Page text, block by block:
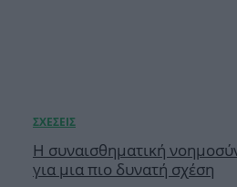
Η συναισθηματική
για μια πιο δυνατή σχέση